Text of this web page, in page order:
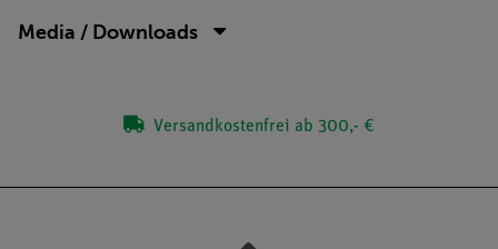
Media / Downloads
Versandkostenfrei ab 300,- €